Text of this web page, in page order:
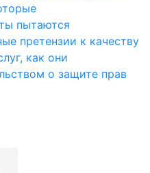
пытаются
претензии к качеству
как они
о защите прав